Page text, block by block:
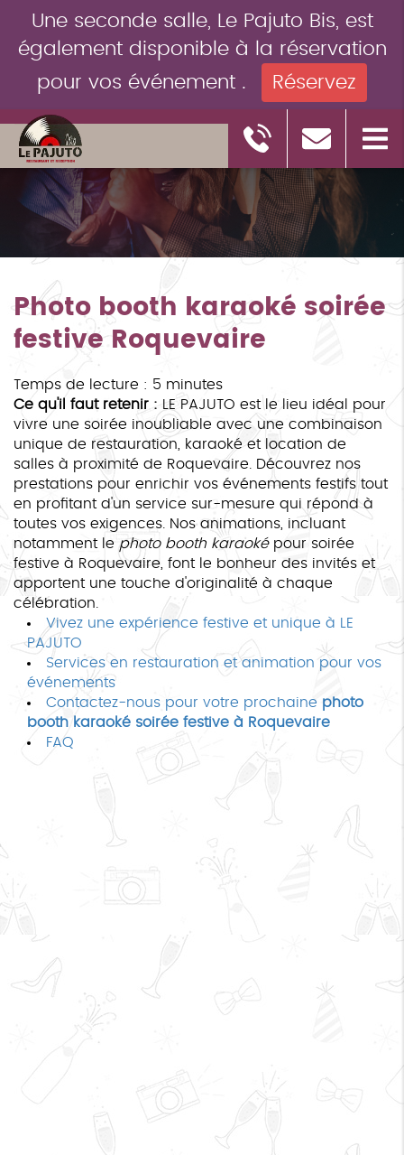
Une seconde salle, Le Pajuto Bis, est
également disponible à la réservation
pour vos événement .
Réservez
Photo booth karaoké soirée
festive Roquevaire
Temps de lecture : 5 minutes
Ce qu'il faut retenir : LE PAJUTO est le lieu idéal pour
vivre une soirée inoubliable avec une combinaison
unique de restauration, karaoké et location de
salles à proximité de Roquevaire. Découvrez nos
prestations pour enrichir vos événements festifs tout
en profitant d'un service sur-mesure qui répond à
toutes vos exigences. Nos animations, incluant
notamment le photo booth karaoképour soirée
festive à Roquevaire, font le bonheur des invités et
apportent une touche d'originalité à chaque
célébration.
Vivez une expérience festive et unique à LE
PAJUTO
Services en restauration et animation pour vos
événements
Contactez-nous pour votre prochaine photo
booth karaoké soirée festive à Roquevaire
FAQ